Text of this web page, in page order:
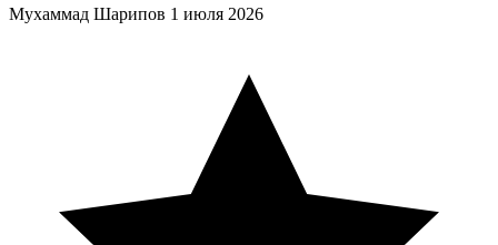
Мухаммад Шарипов 1 июля 2026